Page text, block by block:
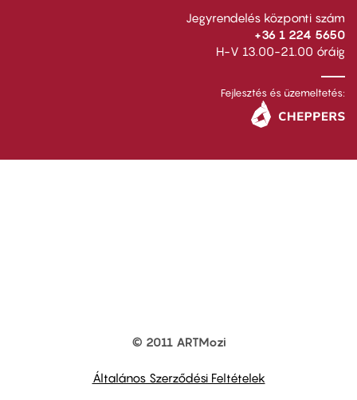
Jegyrendelés központi szám
+36 1 224 5650
H-V 13.00-21.00 óráig
Fejlesztés és üzemeltetés:
© 2011 ARTMozi
Általános Szerződési Feltételek